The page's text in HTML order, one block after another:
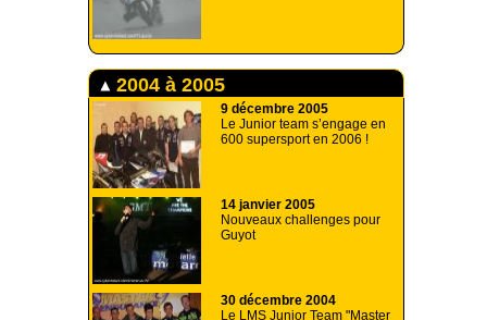
2004 à 2005
9 décembre 2005
Le Junior team s’engage en
600 supersport en 2006 !
14 janvier 2005
Nouveaux challenges pour
Guyot
30 décembre 2004
Le LMS Junior Team "Master